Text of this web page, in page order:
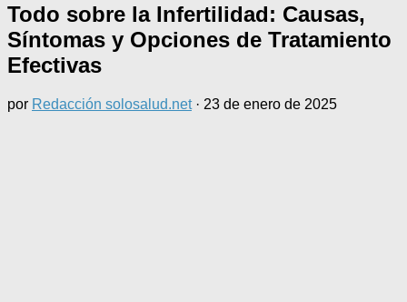
Todo sobre la Infertilidad: Causas,
Síntomas y Opciones de Tratamiento
Efectivas
por Redacción solosalud.net · 23 de enero de 2025